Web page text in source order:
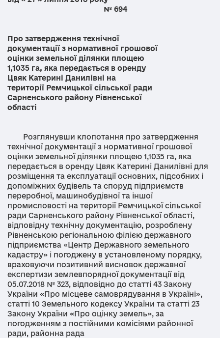
№ 694
Про затвердження технічної
документації з нормативної грошової
оцінки земельної ділянки площею
1,1035 га, яка передається в оренду
Цвяк Катерині Данилівні на
території Ремчицької сільської ради
Сарненського району Рівненської
області
Розглянувши клопотання про затвердження
технічної документації з нормативної грошової
оцінки земельної ділянки площею 1,1035 га, яка
передається в оренду Цвяк Катерині Данилівні для
розміщення та експлуатації основних, підсобних і
допоміжних будівель та споруд підприємств
переробної, машинобудівної та іншої
промисловості на території Ремчицької сільської
ради Сарненського району Рівненської області,
відповідну технічну документацію, розроблену
Рівненською регіональною філією державного
підприємства «Центр Державного земельного
кадастру» і погоджену в установленому порядку,
враховуючи позитивний висновок державної
експертизи землевпорядної документації від
05.07.2018 № 323, відповідно до статті 43 Закону
України «Про місцеве самоврядування в Україні»,
статті 10 Земельного кодексу України та статті 23
Закону України «Про оцінку земель», за
погодженням з постійними комісіями районної
ради, районна рада